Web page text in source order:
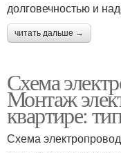
долговечностью и
читать дальше →
Схема
Монтаж
квартире:
Схема